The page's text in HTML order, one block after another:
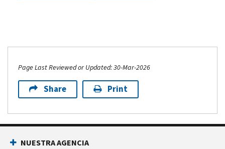
Page Last Reviewed or Updated: 30-Mar-2026
Share Print
NUESTRA AGENCIA